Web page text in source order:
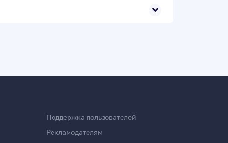
Поддержка пользователей
Рекламодателям